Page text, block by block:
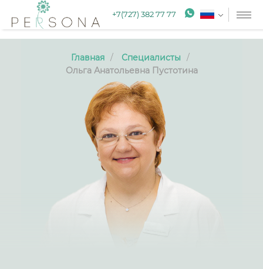
+7(727) 382 77 77
Главная
Специалисты
Ольга Анатольевна Пустотина